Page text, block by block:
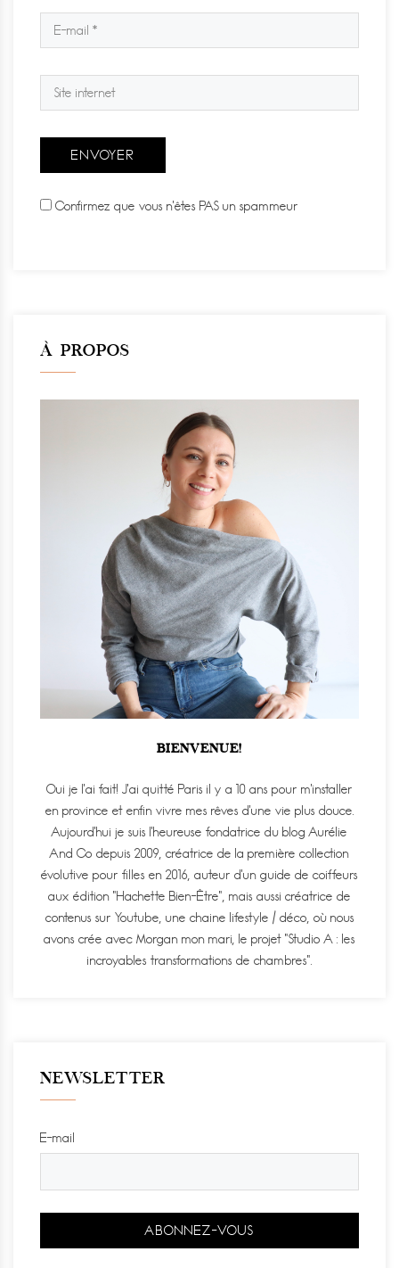
Confirmez que vous n'êtes PAS un spammeur
À PROPOS
BIENVENUE!
Oui je l'ai fait! J'ai quitté Paris il y a 10 ans pour m'installer
en province et enfin vivre mes rêves d'une vie plus douce.
Aujourd'hui je suis l'heureuse fondatrice du blog Aurélie
And Co depuis 2009, créatrice de la première collection
évolutive pour filles en 2016, auteur d'un guide de coiffeurs
aux édition "Hachette Bien-Être", mais aussi créatrice de
contenus sur Youtube, une chaine lifestyle / déco, où nous
avons crée avec Morgan mon mari, le projet "Studio A : les
incroyables transformations de chambres".
NEWSLETTER
E-mail